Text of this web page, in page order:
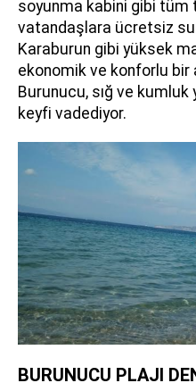
soyunma kabini gibi
vatandaşlara ücretsiz
Karaburun gibi yüksek
ekonomik ve konforlu
Burunucu, sığ ve kumluk
keyfi vadediyor.
BURUNUCU PLAJI